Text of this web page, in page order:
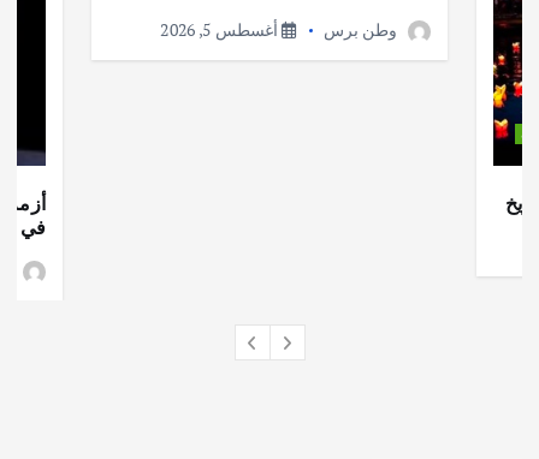
وطن برس أغسطس 5, 2026
أزمة
في